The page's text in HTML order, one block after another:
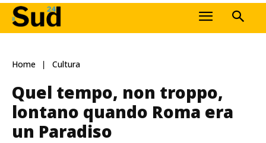
Home Cultura
Quel tempo, non troppo,
lontano quando Roma era
un Paradiso